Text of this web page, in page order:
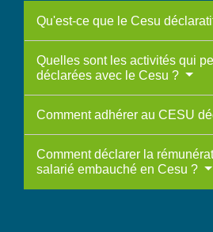
Qu'est-ce que le Cesu
Quelles sont les activités qui
déclarées avec le Cesu ?
Comment adhérer au CESU
Comment déclarer la
salarié embauché en Cesu ?